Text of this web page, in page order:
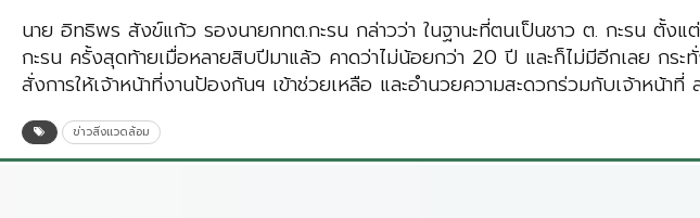
นาย อิทธิพร สังข์แก้ว รองนายกทต.กะรน กล่าวว่า ในฐานะที่ตนเป็นชาว ต. กะรน ตั้งแ
กะรน ครั้งสุดท้ายเมื่อหลายสิบปีมาแล้ว คาดว่าไม่น้อยกว่า 20 ปี และก็ไม่มีอีกเลย กร
สั่งการให้เจ้าหน้าที่งานป้องกันฯ เข้าช่วยเหลือ และอำนวยความสะดวกร่วมกับเจ้าหน้าที่
ข่าวสิ่งแวดล้อม